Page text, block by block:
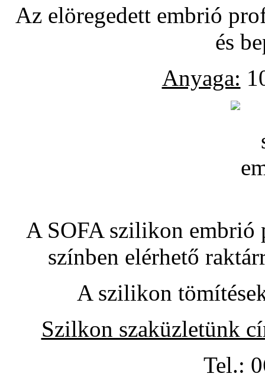
Az elöregedett embrió
és
Anyaga:
A SOFA szilikon embrió
színben elérhető
A szilikon
Szilkon szaküzletünk
Tel.: